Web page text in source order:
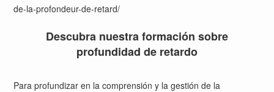
de-la-profondeur-de-retard/
Descubra nuestra formación sobre
profundidad de retardo
Para profundizar en la comprensión y la gestión de la